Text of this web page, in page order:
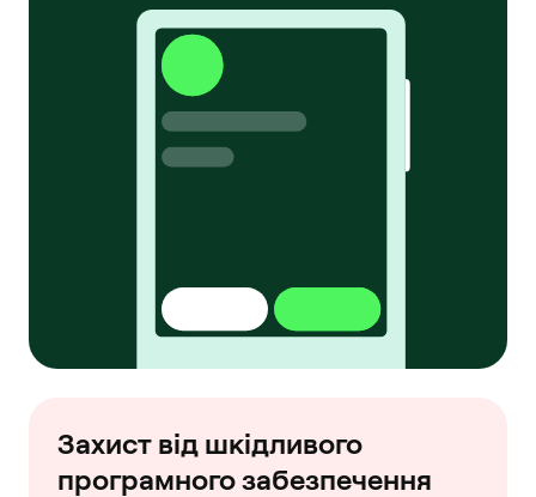
Захист від шкідливого
програмного забезпечення